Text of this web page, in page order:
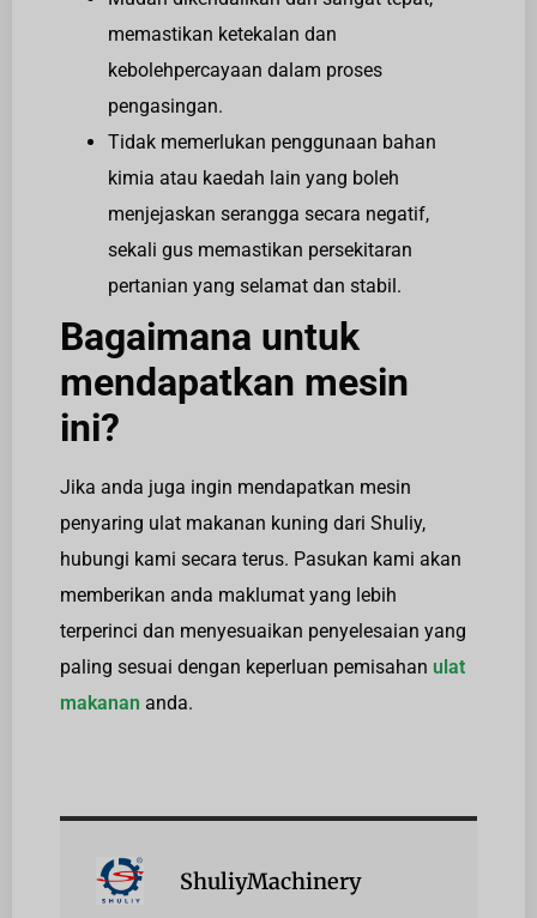
memastikan ketekalan dan
kebolehpercayaan dalam proses
pengasingan.
Tidak memerlukan penggunaan bahan
kimia atau kaedah lain yang boleh
menjejaskan serangga secara negatif,
sekali gus memastikan persekitaran
pertanian yang selamat dan stabil.
Bagaimana untuk
mendapatkan mesin
ini?
Jika anda juga ingin mendapatkan mesin
penyaring ulat makanan kuning dari Shuliy,
hubungi kami secara terus. Pasukan kami akan
memberikan anda maklumat yang lebih
terperinci dan menyesuaikan penyelesaian yang
paling sesuai dengan keperluan pemisahan ulat
makanan anda.
ShuliyMachinery